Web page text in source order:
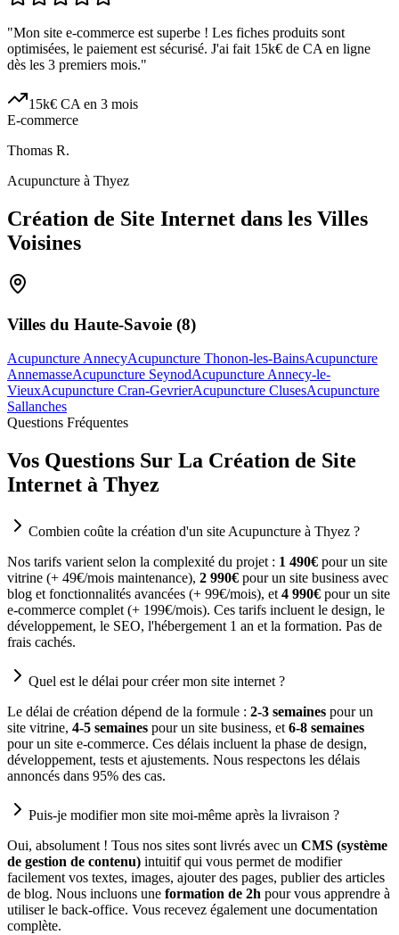
"Mon site e-commerce est superbe ! Les fiches produits sont
optimisées, le paiement est sécurisé. J'ai fait 15k€ de CA en ligne
dès les 3 premiers mois."
15k€ CA en 3 mois
E-commerce
Thomas R.
Acupuncture à Thyez
Création de Site Internet dans les Villes
Voisines
Villes du Haute-Savoie (8)
Acupuncture AnnecyAcupuncture Thonon-les-BainsAcupuncture
AnnemasseAcupuncture SeynodAcupuncture Annecy-le-
VieuxAcupuncture Cran-GevrierAcupuncture ClusesAcupuncture
Sallanches
Questions Fréquentes
Vos Questions Sur La Création de Site
Internet à Thyez
Combien coûte la création d'un site Acupuncture à Thyez ?
Nos tarifs varient selon la complexité du projet : 1 490€ pour un site
vitrine (+ 49€/mois maintenance), 2 990€ pour un site business avec
blog et fonctionnalités avancées (+ 99€/mois), et 4 990€ pour un site
e-commerce complet (+ 199€/mois). Ces tarifs incluent le design, le
développement, le SEO, l'hébergement 1 an et la formation. Pas de
frais cachés.
Quel est le délai pour créer mon site internet ?
Le délai de création dépend de la formule : 2-3 semaines pour un
site vitrine, 4-5 semaines pour un site business, et 6-8 semaines
pour un site e-commerce. Ces délais incluent la phase de design,
développement, tests et ajustements. Nous respectons les délais
annoncés dans 95% des cas.
Puis-je modifier mon site moi-même après la livraison ?
Oui, absolument ! Tous nos sites sont livrés avec un CMS (système
de gestion de contenu) intuitif qui vous permet de modifier
facilement vos textes, images, ajouter des pages, publier des articles
de blog. Nous incluons une formation de 2h pour vous apprendre à
utiliser le back-office. Vous recevez également une documentation
complète.